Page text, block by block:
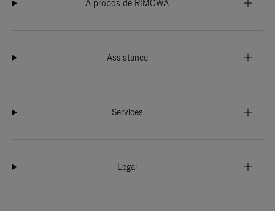
À propos de RIMOWA
Assistance
Services
Legal